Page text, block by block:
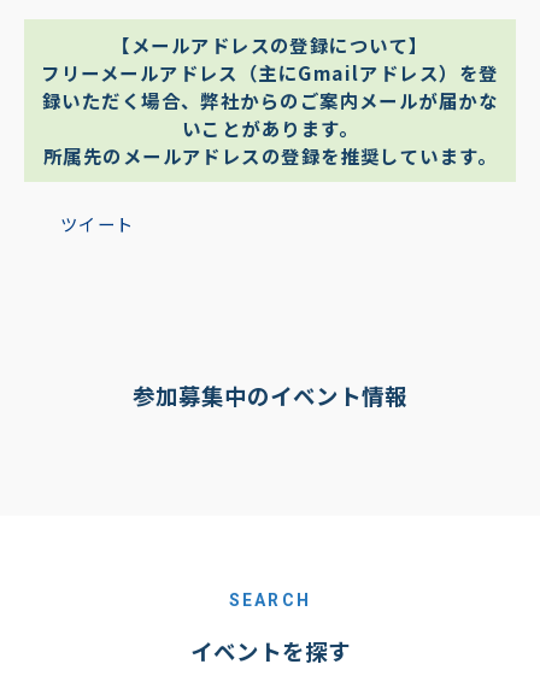
【メールアドレスの登録について】
フリーメールアドレス（主にGmailアドレス）を登
録いただく場合、弊社からのご案内メールが届かな
いことがあります。
所属先のメールアドレスの登録を推奨しています。
ツイート
参加募集中のイベント情報
SEARCH
イベントを探す